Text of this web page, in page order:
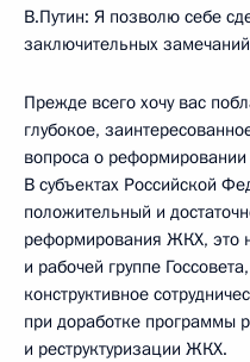
В.Путин: Я позволю себе
заключительных
Прежде всего хочу вас
глубокое,
вопроса о
В субъектах Российской
положительный и
реформирования ЖКХ, это
и рабочей группе
конструктивное
при доработке программы
и реструктуризации ЖКХ.